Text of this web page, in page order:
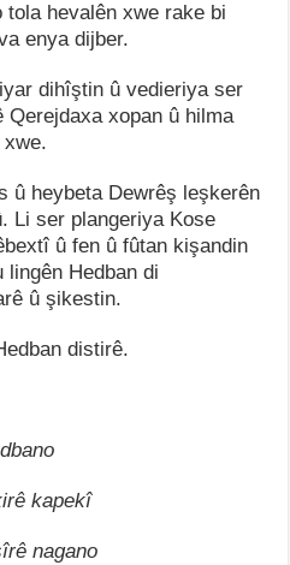
hevalên xwe rake bi
enya dijber.
dihîştin û vedieriya ser
xopan û hilma
û heybeta Dewrêş leşkerên
Li ser plangeriya Kose
û fen û fûtan kişandin
lingên Hedban di
û şikestin.
distirê.
kapekî
nagano